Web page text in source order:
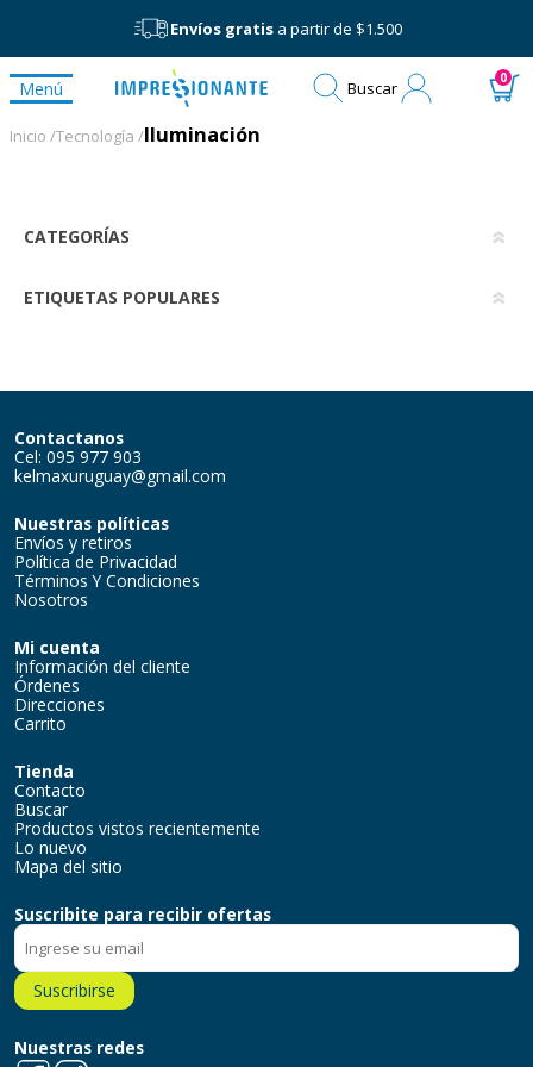
Envíos gratisa partir de $1.500
Menú Buscar 0
Iluminación
Inicio /Tecnología /Iluminación
CATEGORÍAS
ETIQUETAS POPULARES
Contactanos
Cel: 095 977 903
kelmaxuruguay@gmail.com
Nuestras políticas
Envíos y retiros
Política de Privacidad
Términos Y Condiciones
Nosotros
Mi cuenta
Información del cliente
Órdenes
Direcciones
Carrito
Tienda
Contacto
Buscar
Productos vistos recientemente
Lo nuevo
Mapa del sitio
Suscribite para recibir ofertas
Suscribirse
Nuestras redes